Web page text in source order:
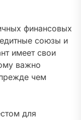
финансовых
союзы и
имеет свои
важно
чем
для